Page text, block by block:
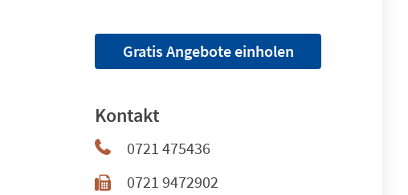
Gratis Angebote einholen
Kontakt
0721 475436
0721 9472902